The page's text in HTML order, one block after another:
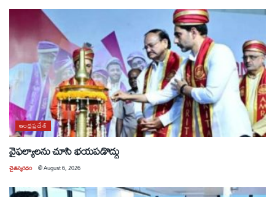
ఆంధ్రప్రదేశ్
వైఫల్యాలను చూసి భయపడొద్దు
చైతన్యరధం @August 6, 2026